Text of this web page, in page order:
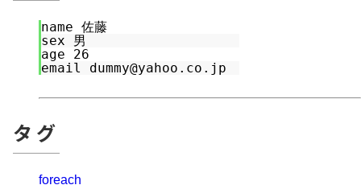
name 佐藤
sex 男
age 26
email dummy@yahoo.co.jp
タグ
foreach